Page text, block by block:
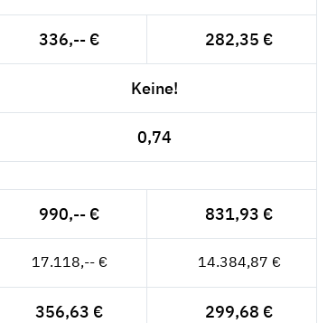
336,-- € 282,35 €
Keine!
0,74
990,-- € 831,93 €
17.118,-- € 14.384,87 €
356,63 € 299,68 €